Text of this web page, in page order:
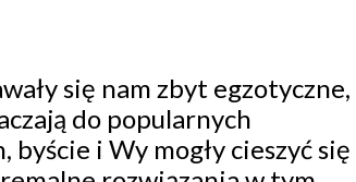
się nam zbyt egzotyczne,
do popularnych
byście i Wy mogły cieszyć się